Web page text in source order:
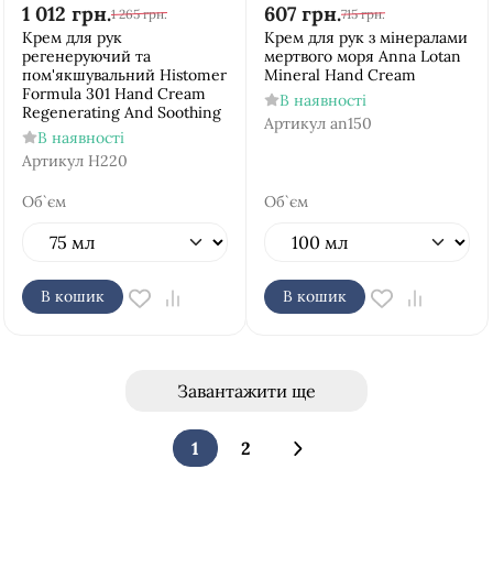
1 012 грн.1 265 грн.
Крем для рук
регенеруючий та
пом'якшувальний Histomer
Formula 301 Hand Cream
Regenerating And Soothing
В наявності
Артикул H220
Об`єм
В кошик
607 грн.715 грн.
Крем для рук з мінералами
мертвого моря Anna Lotan
Mineral Hand Cream
В наявності
Артикул an150
Об`єм
В кошик
Завантажити ще
1 2